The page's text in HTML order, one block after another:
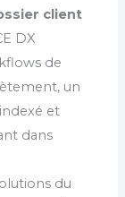
client
DX
de
un
et
dans
du